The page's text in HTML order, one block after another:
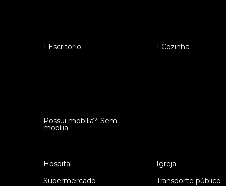
1 Escritório 1 Cozinha
Possui mobília?: Sem
mobília
Hospital
Igreja
Supermercado Transporte público